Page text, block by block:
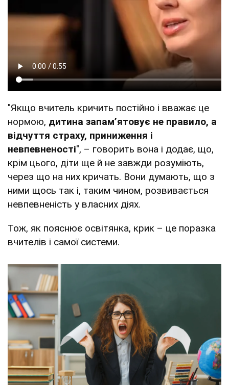
"Якщо вчитель кричить постійно і вважає це
нормою, дитина запам’ятовує не правило, а
відчуття страху, приниження і
невпевненості", – говорить вона і додає, що,
крім цього, діти ще й не завжди розуміють,
через що на них кричать. Вони думають, що з
ними щось так і, таким чином, розвивається
невпевненість у власних діях.
Тож, як пояснює освітянка, крик – це поразка
вчителів і самої системи.